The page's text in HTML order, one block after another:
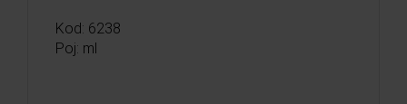
Kod: 6238
Poj: ml